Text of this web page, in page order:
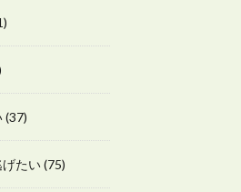
(37)
たい(75)